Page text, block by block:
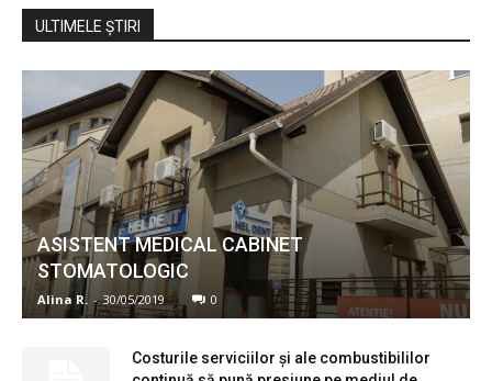
ULTIMELE ŞTIRI
ASISTENT MEDICAL CABINET
STOMATOLOGIC
Alina R. - 30/05/2019 0
Costurile serviciilor și ale combustibililor